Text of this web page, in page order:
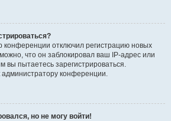
конференции отключил регистрацию новых
что он заблокировал ваш IP-адрес или
вы пытаетесь зарегистрироваться.
конференции.
но не могу войти!